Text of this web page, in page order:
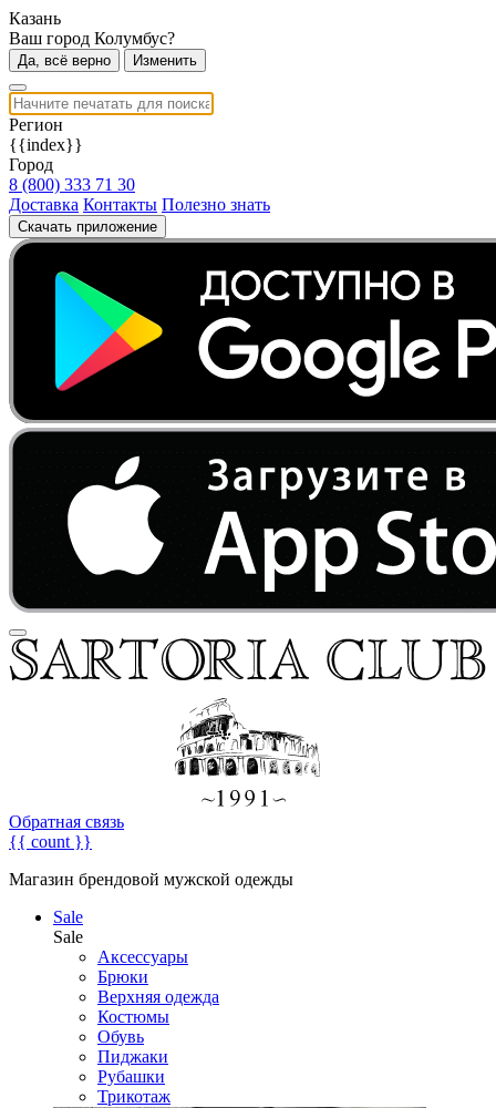
Казань
Ваш город Колумбус?
Да, всё верно Изменить
Регион
{{index}}
Город
8 (800) 333 71 30
Доставка Контакты Полезно знать
Скачать приложение
Обратная связь
{{ count }}
Магазин брендовой мужской одежды
Sale
Sale
Аксессуары
Брюки
Верхняя одежда
Костюмы
Обувь
Пиджаки
Рубашки
Трикотаж